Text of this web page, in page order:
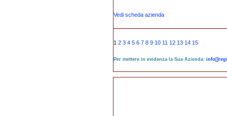
Vedi scheda azienda
1 2 3 4 5 6 7 8 9 10 11 12 13 14 15
Per mettere in evidenza la Sua Azienda: